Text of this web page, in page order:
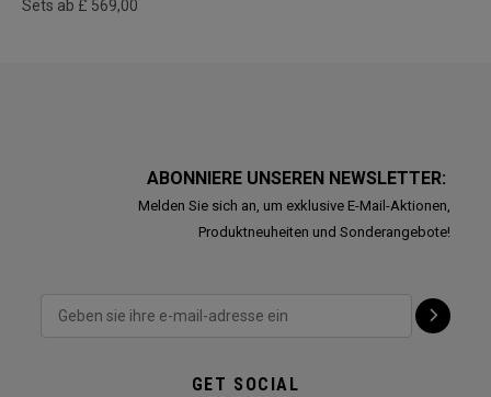
Sets ab £ 569,00
ABONNIERE UNSEREN NEWSLETTER:
Melden Sie sich an, um exklusive E-Mail-Aktionen,
Produktneuheiten und Sonderangebote!
GET SOCIAL